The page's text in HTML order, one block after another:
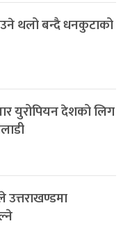
थलो बन्दै धनकुटाको
युरोपियन देशको लिग